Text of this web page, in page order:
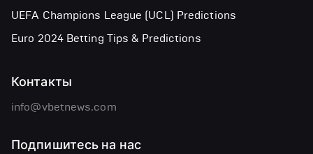
UEFA Champions League (UCL) Predictions
Euro 2024 Betting Tips & Predictions
Контакты
info@vbetnews.com
Подпишитесь на нас